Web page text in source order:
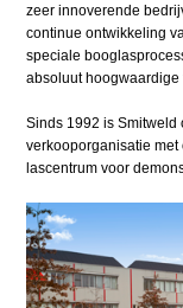
zeer innoverende
continue ontwikkeling
speciale
absoluut
Sinds 1992 is
verkooporganisatie
lascentrum voor